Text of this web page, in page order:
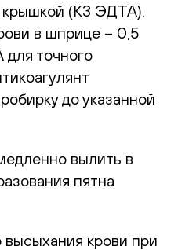
крышкой (К3 ЭДТА).
в шприце – 0,5
точного
до указанной
вылить в
пятна
крови при